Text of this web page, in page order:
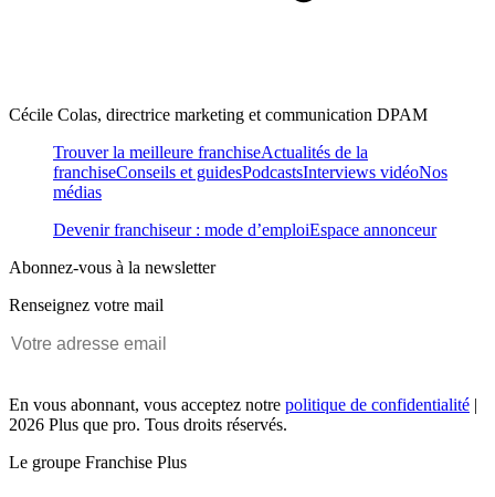
Cécile Colas, directrice marketing et communication DPAM
Trouver la meilleure franchiseActualités de la
franchiseConseils et guidesPodcastsInterviews vidéoNos
médias
Devenir franchiseur : mode d’emploiEspace annonceur
Abonnez-vous à la newsletter
Renseignez votre mail
En vous abonnant, vous acceptez notre politique de confidentialité |
2026 Plus que pro. Tous droits réservés.
Le groupe Franchise Plus